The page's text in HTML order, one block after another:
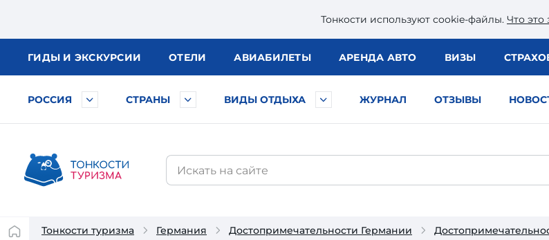
Тонкости используют сookie-файлы. Что это
ГИДЫ И ЭКСКУРСИИ ОТЕЛИ АВИАБИЛЕТЫ АРЕНДА АВТО ВИЗЫ
РОССИЯ СТРАНЫ ВИДЫ ОТДЫХА ЖУРНАЛ ОТЗЫВЫ
Тонкости туризма Германия Достопримечательности Германии